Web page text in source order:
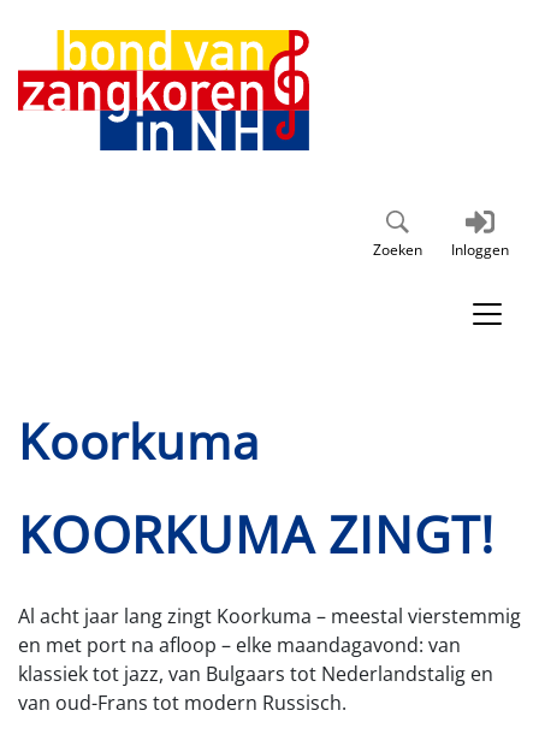
Zoeken Inloggen
Koorkuma
KOORKUMA ZINGT!
Al acht jaar lang zingt Koorkuma – meestal vierstemmig
en met port na afloop – elke maandagavond: van
klassiek tot jazz, van Bulgaars tot Nederlandstalig en
van oud-Frans tot modern Russisch.